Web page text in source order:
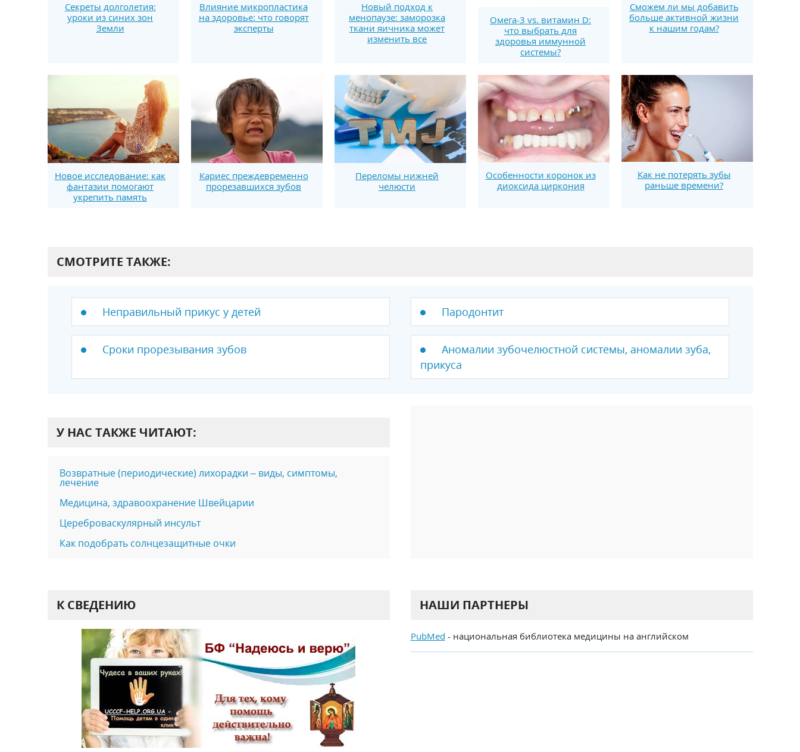
Секреты долголетия:
уроки из синих зон
Земли
Влияние микропластика
на здоровье: что говорят
эксперты
Новый подход к
менопаузе: заморозка
ткани яичника может
изменить все
Омега-3 vs. витамин D:
что выбрать для
здоровья иммунной
системы?
Сможем ли мы добавить
больше активной жизни
к нашим годам?
Новое исследование: как
фантазии помогают
укрепить память
Кариес преждевременно
прорезавшихся зубов
Переломы нижней
челюсти
Особенности коронок из
диоксида циркония
Как не потерять зубы
раньше времени?
СМОТРИТЕ ТАКЖЕ:
Неправильный прикус у детей Пародонтит
Сроки прорезывания зубов
Аномалии зубочелюстной системы, аномалии зуба,
прикуса
У НАС ТАКЖЕ ЧИТАЮТ:
Возвратные (периодические) лихорадки – виды, симптомы,
лечение
Медицина, здравоохранение Швейцарии
Цереброваскулярный инсульт
Как подобрать солнцезащитные очки
К СВЕДЕНИЮ НАШИ ПАРТНЕРЫ
PubMed - национальная библиотека медицины на английском